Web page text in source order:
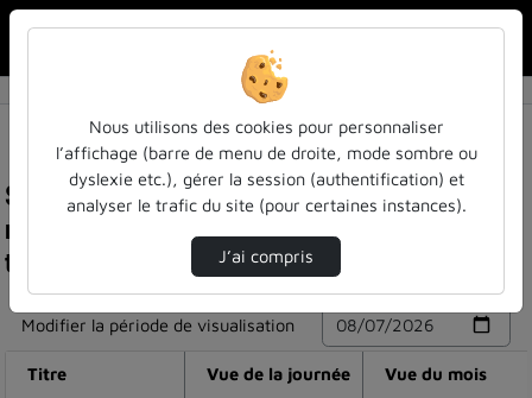
Statistiques de visualisation de la vidéo Que
reconnaître dans le cadre de la formation et du
travail ? (partie 2)
Modifier la période de visualisation
Titre Vue de la journée Vue du mois
Nous utilisons des cookies pour personnaliser
l’affichage (barre de menu de droite, mode sombre ou
dyslexie etc.), gérer la session (authentification) et
analyser le trafic du site (pour certaines instances).
J’ai compris